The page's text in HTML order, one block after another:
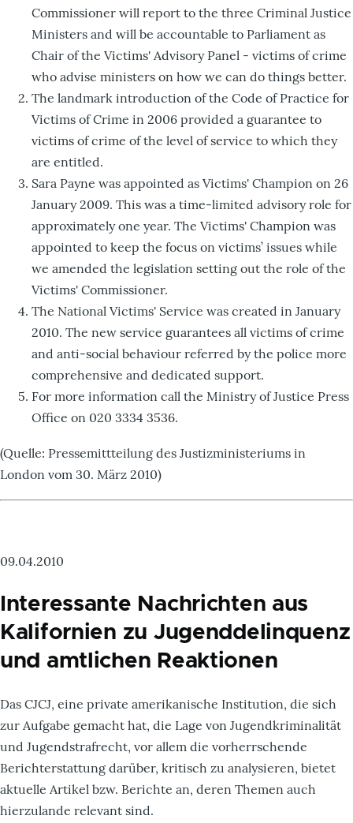
Commissioner will report to the three Criminal Justice
Ministers and will be accountable to Parliament as
Chair of the Victims' Advisory Panel - victims of crime
who advise ministers on how we can do things better.
The landmark introduction of the Code of Practice for
Victims of Crime in 2006 provided a guarantee to
victims of crime of the level of service to which they
are entitled.
Sara Payne was appointed as Victims' Champion on 26
January 2009. This was a time-limited advisory role for
approximately one year. The Victims' Champion was
appointed to keep the focus on victims’ issues while
we amended the legislation setting out the role of the
Victims' Commissioner.
The National Victims' Service was created in January
2010. The new service guarantees all victims of crime
and anti-social behaviour referred by the police more
comprehensive and dedicated support.
For more information call the Ministry of Justice Press
Office on 020 3334 3536.
(Quelle: Pressemittteilung des Justizministeriums in
London vom 30. März 2010)
09.04.2010
Interessante Nachrichten aus
Kalifornien zu Jugenddelinquenz
und amtlichen Reaktionen
Das CJCJ, eine private amerikanische Institution, die sich
zur Aufgabe gemacht hat, die Lage von Jugendkriminalität
und Jugendstrafrecht, vor allem die vorherrschende
Berichterstattung darüber, kritisch zu analysieren, bietet
aktuelle Artikel bzw. Berichte an, deren Themen auch
hierzulande relevant sind.